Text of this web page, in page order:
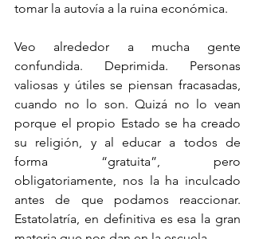
tomar la autovía a la ruina económica.
Veo alrededor a mucha gente
confundida. Deprimida. Personas
valiosas y útiles se piensan fracasadas,
cuando no lo son. Quizá no lo vean
porque el propio Estado se ha creado
su religión, y al educar a todos de
forma “gratuita”, pero
obligatoriamente, nos la ha inculcado
antes de que podamos reaccionar.
Estatolatría, en definitiva es esa la gran